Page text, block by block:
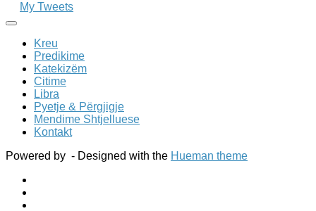
My Tweets
Kreu
Predikime
Katekizëm
Citime
Libra
Pyetje & Përgjigje
Mendime Shtjelluese
Kontakt
Powered by - Designed with the Hueman theme